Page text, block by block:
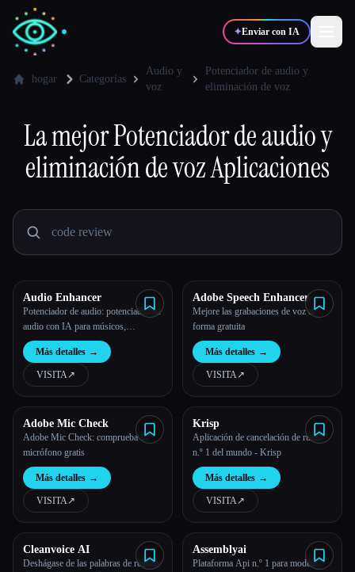
✦Enviar con IA
💻 Desarrolladores 📈Marketers
🎓 Estudiantes
Blog
Comparar herramientas
Todas las categorías
Acerca de
hogar Categorías
Audio y
voz
Potenciador de audio y
eliminación de voz
La mejorPotenciador de audio y
eliminación de vozAplicaciones
Audio Enhancer
Potenciador de audio: potenciador de
audio con IA para músicos,
podcasts, entrevistas y más.
Más detalles →
VISITA↗︎
Adobe Speech Enhancer
Mejore las grabaciones de voz de
forma gratuita
Más detalles →
VISITA↗︎
Adobe Mic Check
Adobe Mic Check: comprueba tu
micrófono gratis
Más detalles →
VISITA↗︎
Krisp
Aplicación de cancelación de ruido
n.º 1 del mundo - Krisp
Más detalles →
VISITA↗︎
Cleanvoice AI
Deshágase de las palabras de relleno
Assemblyai
Plataforma Api n.º 1 para modelos